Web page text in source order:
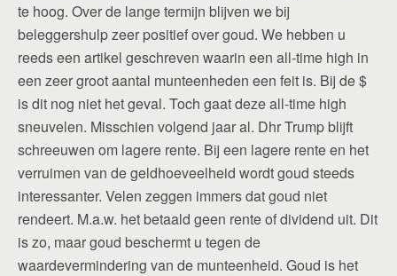
te hoog. Over de lange termijn blijven we bij
beleggershulp zeer positief over goud. We hebben u
reeds een artikel geschreven waarin een all-time high in
een zeer groot aantal munteenheden een feit is. Bij de $
is dit nog niet het geval. Toch gaat deze all-time high
sneuvelen. Misschien volgend jaar al. Dhr Trump blijft
schreeuwen om lagere rente. Bij een lagere rente en het
verruimen van de geldhoeveelheid wordt goud steeds
interessanter. Velen zeggen immers dat goud niet
rendeert. M.a.w. het betaald geen rente of dividend uit. Dit
is zo, maar goud beschermt u tegen de
waardevermindering van de munteenheid. Goud is het